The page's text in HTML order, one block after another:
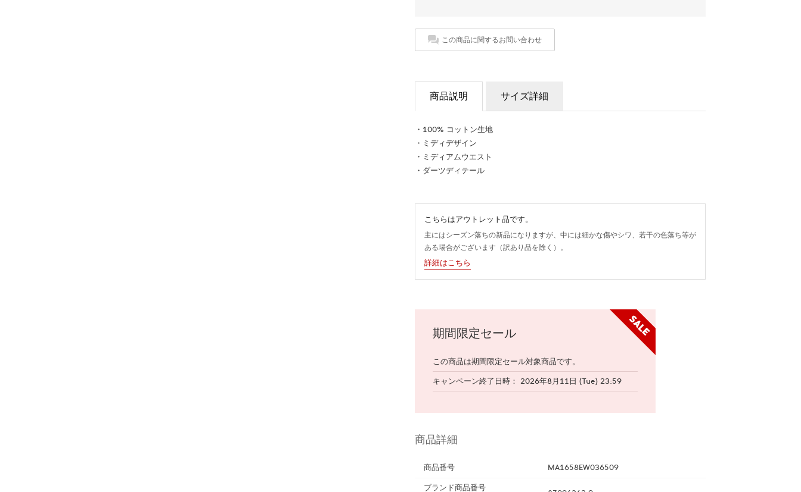
この商品に関するお問い合わせ
商品説明 サイズ詳細
・100% コットン生地
・ミディデザイン
・ミディアムウエスト
・ダーツディテール
こちらはアウトレット品です。
主にはシーズン落ちの新品になりますが、中には細かな傷やシワ、若干の色落ち等が
ある場合がございます（訳あり品を除く）。
詳細はこちら
期間限定セール
この商品は期間限定セール対象商品です。
キャンペーン終了日時
2026年8月11日 (Tue) 23:59
商品詳細
商品番号
MA1658EW036509
ブランド商品番号